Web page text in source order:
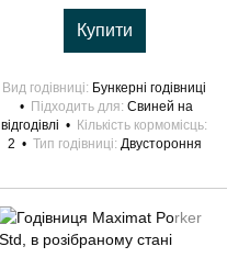
Купити
Вид годівниці Бункерні годівниці
Підходить для Свиней на
відгодівлі
Кількість кормомісць
2
Тип годівниці Двустороння